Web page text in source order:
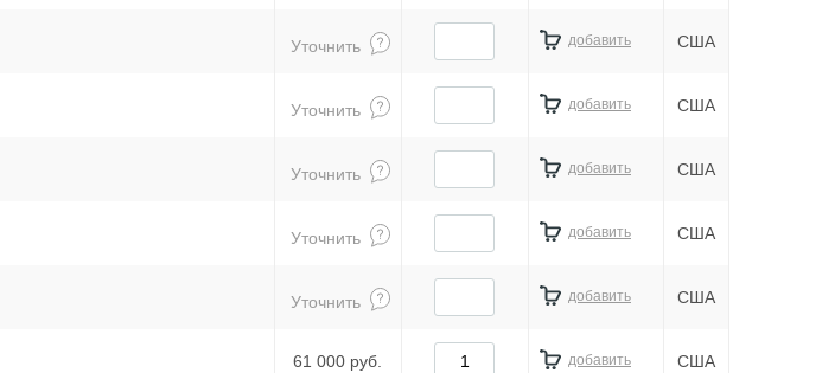
Уточнить добавить США
Уточнить добавить США
Уточнить добавить США
Уточнить добавить США
Уточнить добавить США
61 000 руб. добавить США